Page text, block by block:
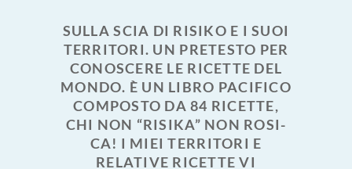
SULLA SCIA DI RISIKO E I SUOI
TERRITORI. UN PRETESTO PER
CONOSCERE LE RICETTE DEL
MONDO. È UN LIBRO PACIFICO
COMPOSTO DA 84 RICETTE,
CHI NON “RISIKA” NON ROSI-
CA! I MIEI TERRITORI E
RELATIVE RICETTE VI